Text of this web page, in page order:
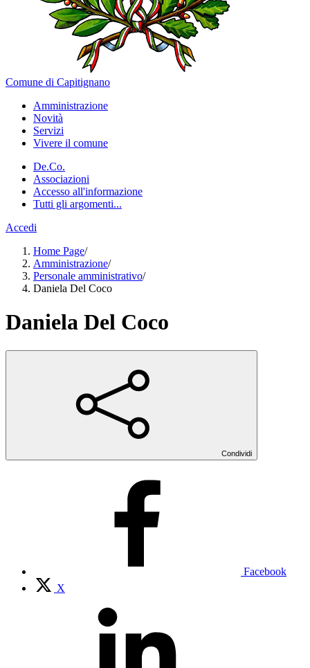
Comune di Capitignano
Amministrazione
Novità
Servizi
Vivere il comune
De.Co.
Associazioni
Accesso all'informazione
Tutti gli argomenti...
Accedi
Home Page/
Amministrazione/
Personale amministrativo/
Daniela Del Coco
Daniela Del Coco
Condividi
Facebook
X